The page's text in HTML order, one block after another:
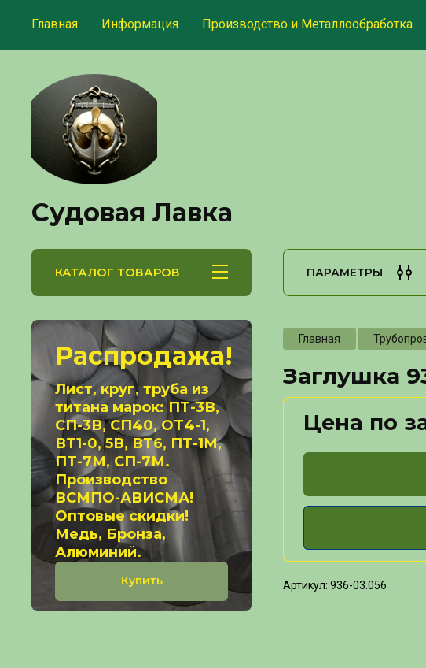
Главная Информация Производство и Металлообработка
Судовая Лавка
КАТАЛОГ ТОВАРОВ ПАРАМЕТРЫ
Распродажа!
Лист, круг, труба из
титана марок: ПТ-3В,
СП-3В, СП40, ОТ4-1,
ВТ1-0, 5В, ВТ6, ПТ-1М,
ПТ-7М, СП-7М.
Производство
ВСМПО-АВИСМА!
Оптовые скидки!
Медь, Бронза,
Алюминий.
Купить
Главная
Заглушка
Цена по
Артикул: 936-03.056